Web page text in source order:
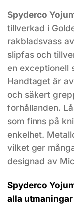
Spyderco
tillverkad i
rakbladsvass
slipfas och
en exceptionell
Handtaget är
och säkert
förhållanden.
som finns på
enkelhet.
vilket ger
designad av
Spyderco
alla utmaningar